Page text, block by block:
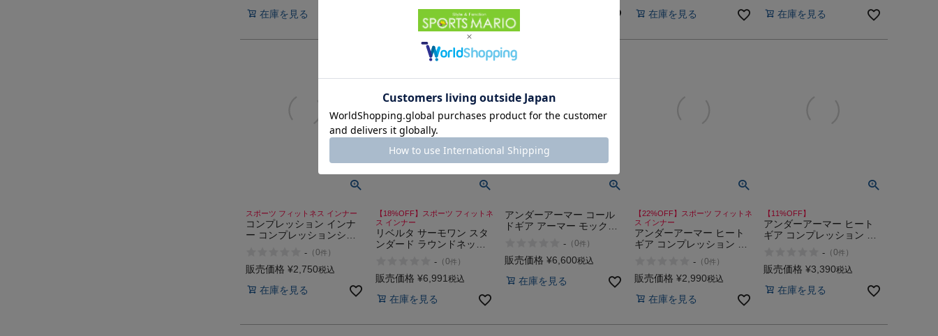
在庫を見る
い INFIT アウトレット セ
ンダーシャツ あったかい
ル
在庫を見る
ッチ ラッシュガード スイ
INFIT
在庫を見る
スポーツ フィットネス インナー
コンプレッション インナ
ー コンプレッションシャ
クインナー スポーツ トレ
ーニングウェア 長袖 ラン
チ ラッシュガード スイム
- （0件 ）
販売価格 ¥2,750税込
在庫を見る
【18%OFF】スポーツ フィットネ
ス インナー
リベルタ サーモワン スタ
ンダード ラウンドネック
ナー 防寒 長袖 シャツ
Liberta ThermOne
-（0件 ）
販売価格 ¥6,991税込
在庫を見る
アンダーアーマー コール
ドギア アーマー モックシ
ス インナー 長袖 UNDER
ARMOUR
- （0件 ）
販売価格 ¥6,600税込
在庫を見る
【22%OFF】スポーツ フィットネ
ス インナー
アンダーアーマー ヒート
ギア コンプレッション ク
ス インナー 長袖 UNDER
ARMOUR
-（0件 ）
販売価格 ¥2,990税込
在庫を見る
【11%OFF】
アンダーアーマー ヒート
ギア コンプレッション ロ
ーツ フィットネス インナ
ー 長袖 UNDER ARMOUR
- （0件 ）
販売価格 ¥3,390税込
在庫を見る